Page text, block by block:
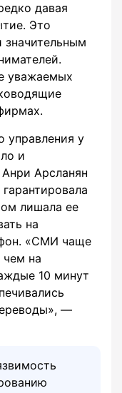
давая
Это
значительным
уважаемых
управления у
и
Арсланян
лишала ее
на
«СМИ чаще
чем на
10 минут
—